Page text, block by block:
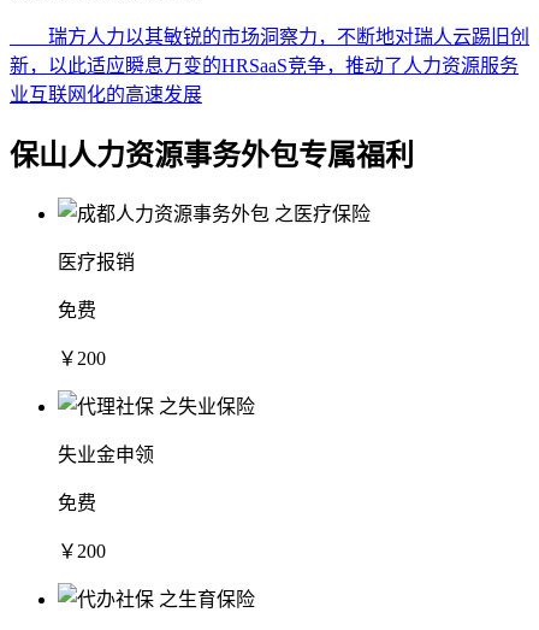
瑞方人力以其敏锐的市场洞察力，不断地对瑞人云踢旧创
新，以此适应瞬息万变的HRSaaS竞争，推动了人力资源服务
业互联网化的高速发展
保山人力资源事务外包专属福利
医疗报销
免费
￥200
失业金申领
免费
￥200